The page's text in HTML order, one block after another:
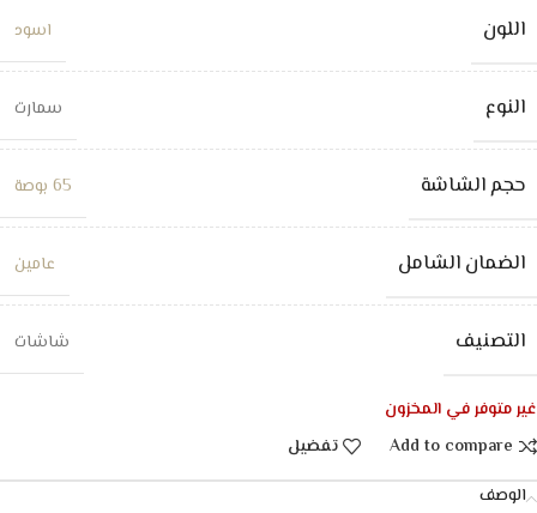
اللون اسود
النوع سمارت
حجم الشاشة 65 بوصة
الضمان الشامل عامين
التصنيف شاشات
غير متوفر في المخزون
Add to compare
تفضيل
الوصف